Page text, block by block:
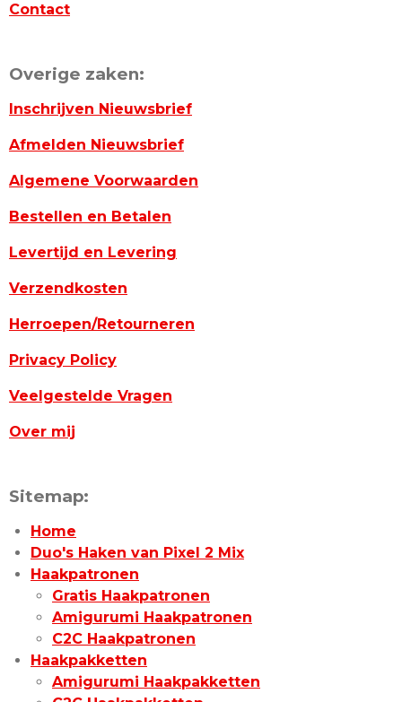
Contact
Overige zaken:
Inschrijven Nieuwsbrief
Afmelden Nieuwsbrief
Algemene Voorwaarden
Bestellen en Betalen
Levertijd en Levering
Verzendkosten
Herroepen/Retourneren
Privacy Policy
Veelgestelde Vragen
Over mij
Sitemap:
Home
Duo's Haken van Pixel 2 Mix
Haakpatronen
Gratis Haakpatronen
Amigurumi Haakpatronen
C2C Haakpatronen
Haakpakketten
Amigurumi Haakpakketten